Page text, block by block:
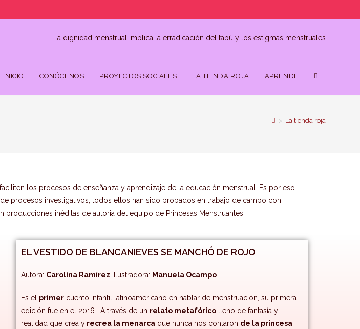
La dignidad menstrual implica la erradicación del tabú y los estigmas menstruales
INICIO CONÓCENOS PROYECTOS SOCIALES LA TIENDA ROJA APRENDE
> La tienda roja
los procesos de enseñanza y aprendizaje de la educación menstrual. Es por eso
procesos investigativos, todos ellos han sido probados en trabajo de campo con
inéditas de autoria del equipo de Princesas Menstruantes.
EL VESTIDO DE BLANCANIEVES SE MANCHÓ DE ROJO
Autora: Carolina Ramírez . Ilustradora: Manuela Ocampo
Es el primer cuento infantil latinoamericano en hablar de menstruación, su primera
edición fue en el 2016. A través de un relato metafórico lleno de fantasía y
realidad que crea y recrea la menarca que nunca nos contaron de la princesa